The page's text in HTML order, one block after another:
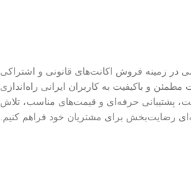
زمینه فروش اکانت‌های قانونی و اشتراکی
و باکیفیت به کاربران ایرانی راه‌اندازی
پشتیبانی حرفه‌ای و قیمت‌های مناسب، تلاش
رضایت‌بخش برای مشتریان خود فراهم کنیم.